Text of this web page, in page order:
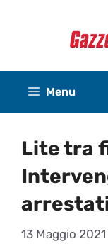
Menu
Lite tra
13 Maggio 2021